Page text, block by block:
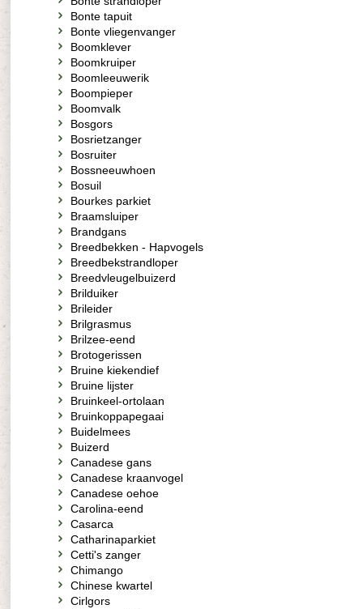
Bonte tapuit
Bonte vliegenvanger
Boomklever
Boomkruiper
Boomleeuwerik
Boompieper
Boomvalk
Bosgors
Bosrietzanger
Bosruiter
Bossneeuwhoen
Bosuil
Bourkes parkiet
Braamsluiper
Brandgans
Breedbekken - Hapvogels
Breedbekstrandloper
Breedvleugelbuizerd
Brilduiker
Brileider
Brilgrasmus
Brilzee-eend
Brotogerissen
Bruine kiekendief
Bruine lijster
Bruinkeel-ortolaan
Bruinkoppapegaai
Buidelmees
Buizerd
Canadese gans
Canadese kraanvogel
Canadese oehoe
Carolina-eend
Casarca
Catharinaparkiet
Cetti's zanger
Chimango
Chinese kwartel
Cirlgors